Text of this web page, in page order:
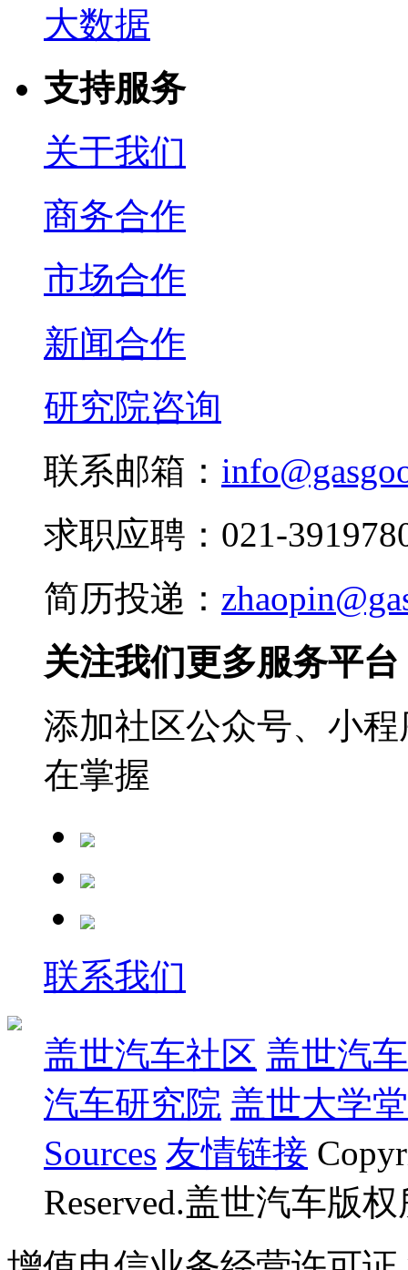
大数据
支持服务
关于我们
商务合作
市场合作
新闻合作
研究院咨询
联系邮箱：
求职应聘：021-
简历投递：
关注我们更多服务平台
添加社区公众号、小
在掌握
联系我们
盖世汽车社区 盖世汽
汽车研究院 盖世大学堂
Sources 友情链接
Reserved.盖世汽车版